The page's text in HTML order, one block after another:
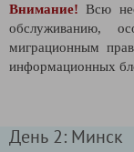
Внимание! Всю
обслуживанию,
миграционным
информационных
День 2: Минск